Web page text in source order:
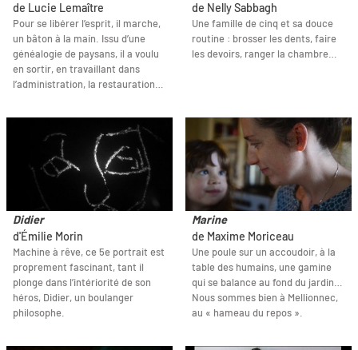
de Lucie Lemaître
Pour se libérer l’esprit, il marche,
un bâton à la main. Issu d’une
généalogie de paysans, il a voulu
en sortir, en travaillant dans
l’administration, la restauration…
de Nelly Sabbagh
Une famille de cinq et sa douce
routine : brosser les dents, faire
les devoirs, ranger la chambre…
Didier
d'Émilie Morin
Machine à rêve, ce 5e portrait est
proprement fascinant, tant il
plonge dans l’intériorité de son
héros, Didier, un boulanger
philosophe.
Marine
de Maxime Moriceau
Une poule sur un accoudoir, à la
table des humains, une gamine
qui se balance au fond du jardin…
Nous sommes bien à Mellionnec,
au « hameau du repos ».